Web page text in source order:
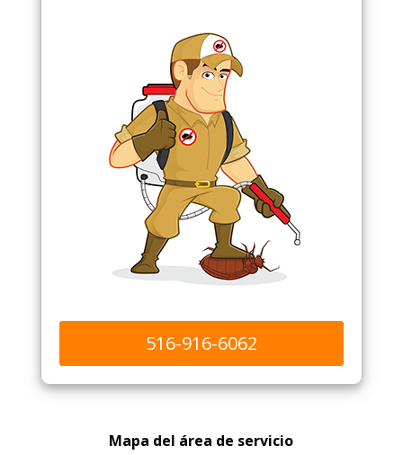
516-916-6062
Mapa del área de servicio